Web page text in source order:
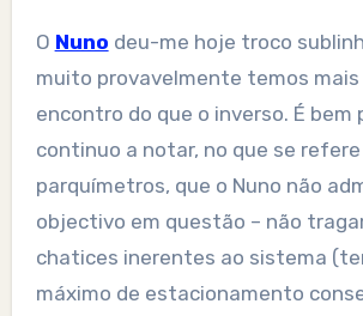
Nuno deu-me hoje troco
muito provavelmente temos
encontro do que o inverso. É bem
continuo a notar, no que se
parquímetros, que o Nuno não
objectivo em questão – não
chatices inerentes ao sistema
máximo de estacionamento